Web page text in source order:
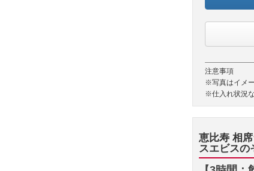
注意事項
※写真はイメー
※仕入れ状況
恵比寿 相
スエビスの